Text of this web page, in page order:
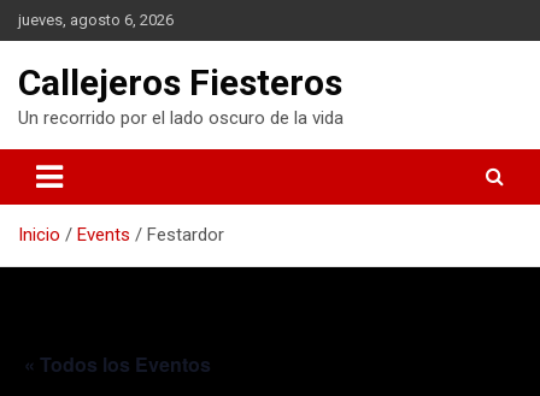
a
n
jueves, agosto 6, 2026
Callejeros Fiesteros
Un recorrido por el lado oscuro de la vida
Inicio Events Festardor
« Todos los Eventos